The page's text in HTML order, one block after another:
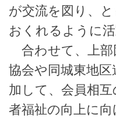
が交流を図り、
おくれるように活
合わせて、上部
協会や同城東地
加して、会員相
者福祉の向上に向